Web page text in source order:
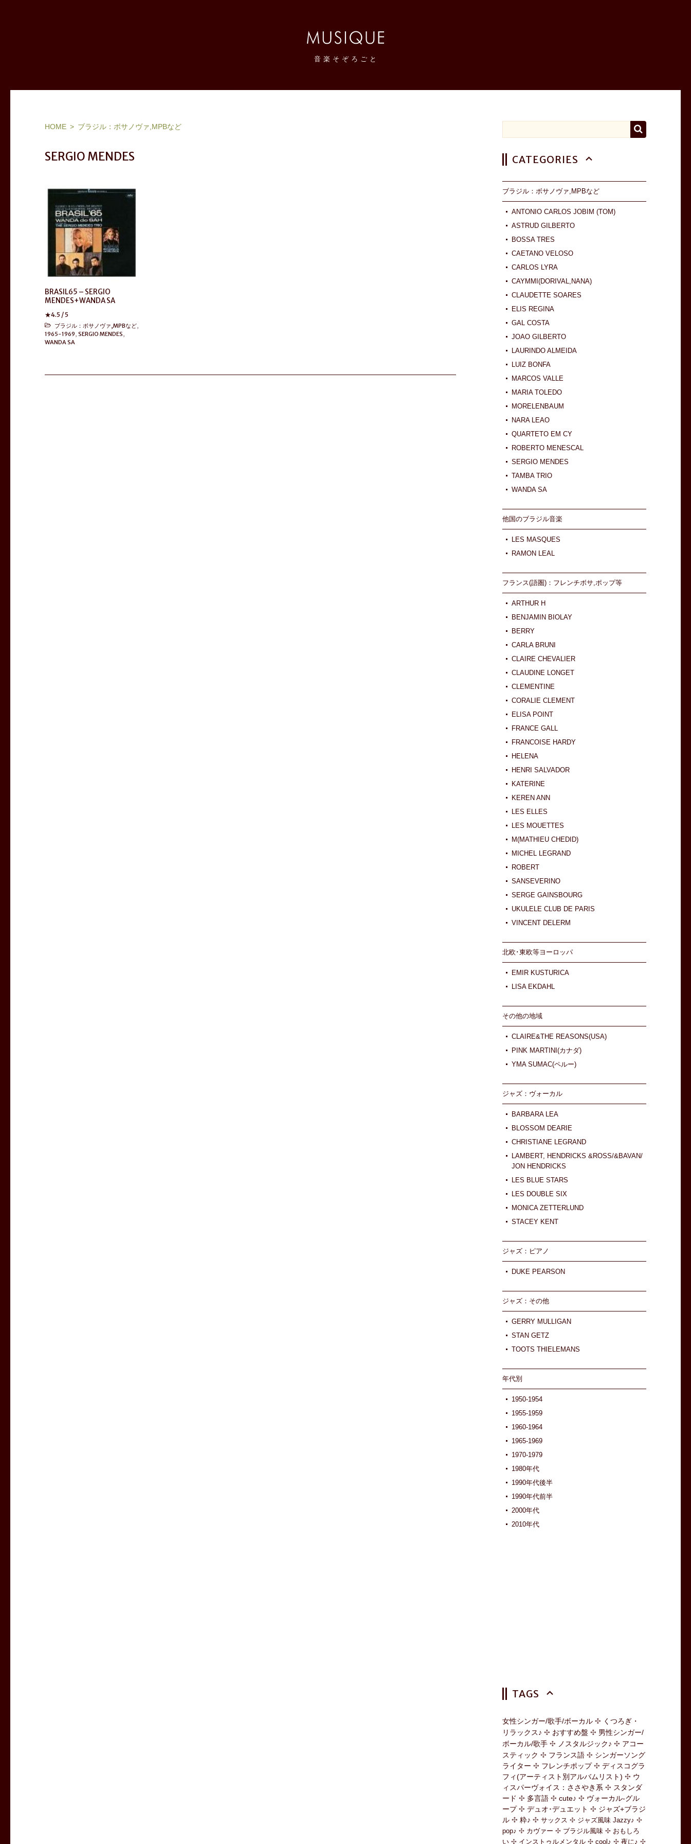
音 楽 そ ぞ ろ ご と
HOME ブラジル：ボサノヴァ,MPBなど
SERGIO MENDES
BRASIL65 – SERGIO
MENDES+WANDA SA
★4.5 / 5
ブラジル：ボサノヴァ,MPBなど
1965-1969 ,SERGIO MENDES
WANDA SA
CATEGORIES
ブラジル：ボサノヴァ,MPBなど
ANTONIO CARLOS JOBIM (TOM)
ASTRUD GILBERTO
BOSSA TRES
CAETANO VELOSO
CARLOS LYRA
CAYMMI(DORIVAL,NANA)
CLAUDETTE SOARES
ELIS REGINA
GAL COSTA
JOAO GILBERTO
LAURINDO ALMEIDA
LUIZ BONFA
MARCOS VALLE
MARIA TOLEDO
MORELENBAUM
NARA LEAO
QUARTETO EM CY
ROBERTO MENESCAL
SERGIO MENDES
TAMBA TRIO
WANDA SA
他国のブラジル音楽
LES MASQUES
RAMON LEAL
フランス(語圏)：フレンチボサ,ポップ等
ARTHUR H
BENJAMIN BIOLAY
BERRY
CARLA BRUNI
CLAIRE CHEVALIER
CLAUDINE LONGET
CLEMENTINE
CORALIE CLEMENT
ELISA POINT
FRANCE GALL
FRANCOISE HARDY
HELENA
HENRI SALVADOR
KATERINE
KEREN ANN
LES ELLES
LES MOUETTES
M(MATHIEU CHEDID)
MICHEL LEGRAND
ROBERT
SANSEVERINO
SERGE GAINSBOURG
UKULELE CLUB DE PARIS
VINCENT DELERM
北欧･東欧等ヨーロッパ
EMIR KUSTURICA
LISA EKDAHL
その他の地域
CLAIRE&THE REASONS(USA)
PINK MARTINI(カナダ)
YMA SUMAC(ペルー)
ジャズ：ヴォーカル
BARBARA LEA
BLOSSOM DEARIE
CHRISTIANE LEGRAND
LAMBERT, HENDRICKS &ROSS/&BAVAN/
JON HENDRICKS
LES BLUE STARS
LES DOUBLE SIX
MONICA ZETTERLUND
STACEY KENT
ジャズ：ピアノ
DUKE PEARSON
ジャズ：その他
GERRY MULLIGAN
STAN GETZ
TOOTS THIELEMANS
年代別
1950-1954
1955-1959
1960-1964
1965-1969
1970-1979
1980年代
1990年代後半
1990年代前半
2000年代
2010年代
TAGS
女性シンガー/歌手/ボーカル
くつろぎ・
リラックス♪
おすすめ盤
男性シンガー/
ボーカル/歌手
ノスタルジック♪
アコー
スティック
フランス語
シンガーソング
ライター
フレンチポップ
ディスコグラ
フィ(アーティスト別アルバムリスト)
ウ
ィスパーヴォイス：ささやき系
スタンダ
ード
多言語 cute♪
ヴォーカル-グル
ープ
デュオ･デュエット
ジャズ+ブラジ
ル
粋♪ サックス
ジャズ風味 Jazzy♪
pop♪
カヴァー ブラジル風味
おもしろ
い
インストゥルメンタル cool♪ 夜に♪